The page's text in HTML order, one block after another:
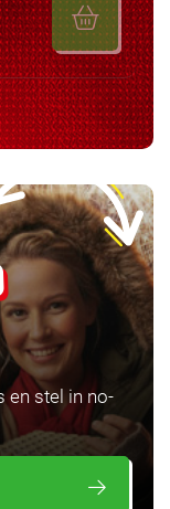
en stel in no-